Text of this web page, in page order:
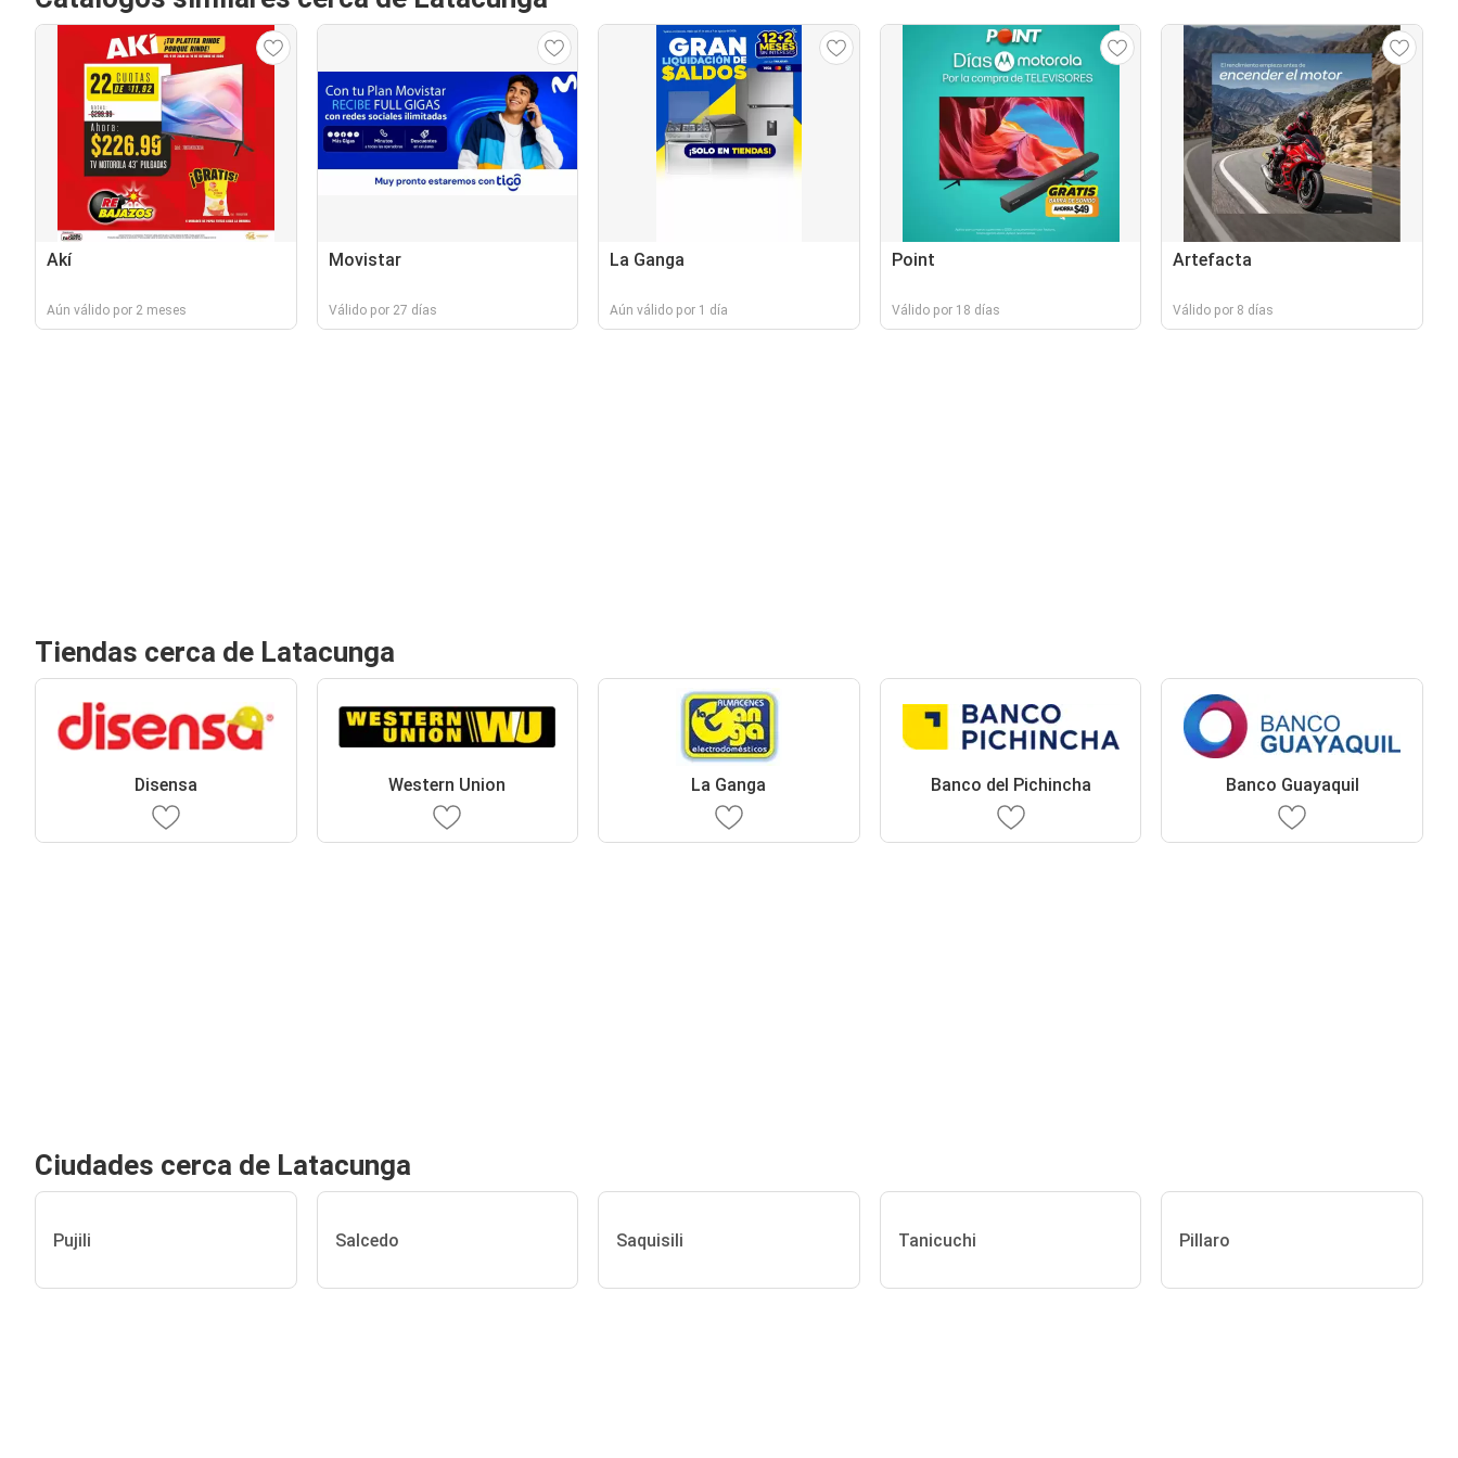
Akí
Aún válido por 2 meses
Movistar
Válido por 27 días
La Ganga
Aún válido por 1 día
Point
Válido por 18 días
Artefacta
Válido por 8 días
Tiendas cerca de Latacunga
Disensa Western Union La Ganga Banco del Pichincha Banco Guayaquil
Ciudades cerca de Latacunga
Pujili Salcedo Saquisili Tanicuchi Pillaro